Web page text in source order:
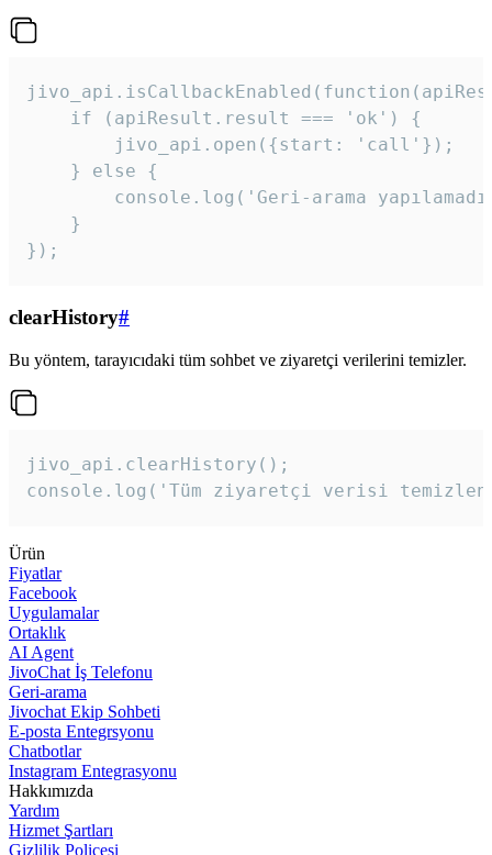
    if (apiResult.result === 'ok') {
        jivo_api.open({start: 'call'});
    } else {
console.log('Geri-arama
    }
});
clearHistory#
Bu yöntem, tarayıcıdaki tüm sohbet ve ziyaretçi verilerini temizler.
jivo_api.clearHistory();
console.log('Tüm ziyaretçi verisi
Ürün
Fiyatlar
Facebook
Uygulamalar
Ortaklık
AI Agent
JivoChat İş Telefonu
Geri-arama
Jivochat Ekip Sohbeti
E-posta Entegrsyonu
Chatbotlar
Instagram Entegrasyonu
Hakkımızda
Yardım
Hizmet Şartları
Gizlilik Poliçesi